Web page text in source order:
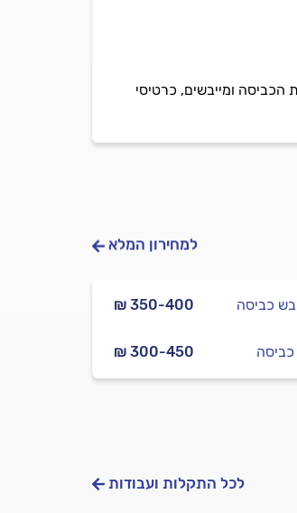
הכביסה ומייבשים, כרטיסי
למחירון המלא
₪ 350-400 כביסה
₪ 300-450
לכל התקלות ועבודות